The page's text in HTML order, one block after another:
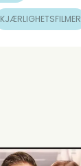
KJÆRLIGHETSFILMER